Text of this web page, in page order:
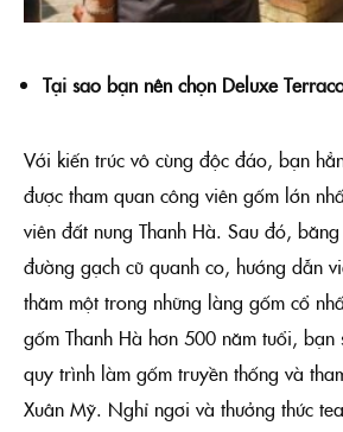
Tại sao bạn nên chọn Deluxe
Với kiến trúc vô cùng độc đáo, bạn
được tham quan công viên gốm lớn
viên đất nung Thanh Hà. Sau đó,
đường gạch cũ quanh co, hướng dẫn
thăm một trong những làng gốm cổ
gốm Thanh Hà hơn 500 năm tuổi, bạn
quy trình làm gốm truyền thống và
Xuân Mỹ. Nghỉ ngơi và thưởng thức